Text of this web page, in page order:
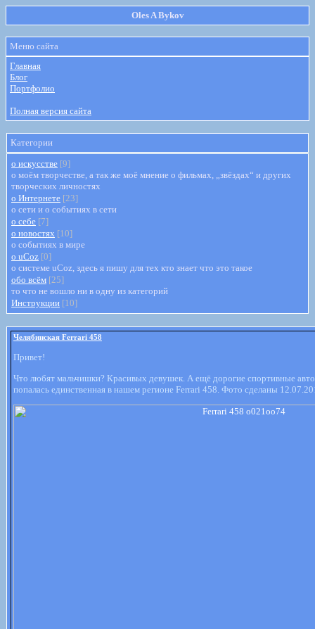
Oles A Bykov
Меню сайта
Главная
Блог
Портфолио
Полная версия сайта
Категории
о искусстве [9]
о моём творчестве, а так же моё мнение о фильмах, „звёздах“ и других
творческих личностях
о Интернете [23]
о сети и о событиях в сети
о себе [7]
о новостях [10]
о событиях в мире
о uCoz [0]
о системе uCoz, здесь я пишу для тех кто знает что это такое
обо всём [25]
то что не вошло ни в одну из категорий
Инструкции [10]
Челябинская Ferrari 458
Привет!
Что любят мальчишки? Красивых девушек. А ещё дорогие спортивные
попалась единственная в нашем регионе Ferrari 458. Фото сделаны